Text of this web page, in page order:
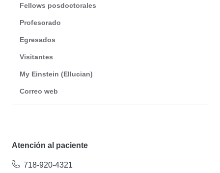
Fellows posdoctorales
Profesorado
Egresados
Visitantes
My Einstein (Ellucian)
Correo web
Atención al paciente
718-920-4321